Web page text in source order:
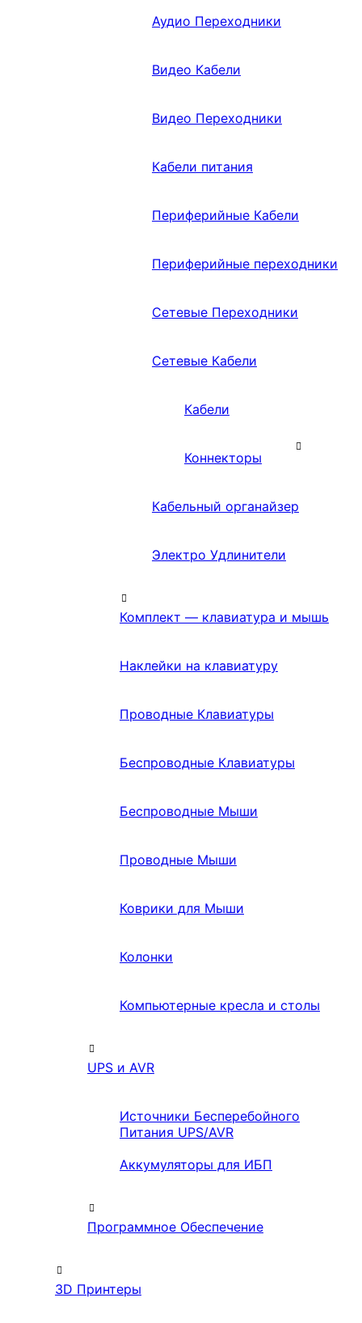
Аудио Переходники
Видео Кабели
Видео Переходники
Кабели питания
Периферийные Кабели
Периферийные переходники
Сетевые Переходники
Сетевые Кабели
Кабели
Коннекторы
Кабельный органайзер
Электро Удлинители
Комплект — клавиатура и мышь
Наклейки на клавиатуру
Проводные Клавиатуры
Беспроводные Клавиатуры
Беспроводные Мыши
Проводные Мыши
Коврики для Мыши
Колонки
Компьютерные кресла и столы
UPS и AVR
Источники Бесперебойного
Питания UPS/AVR
Аккумуляторы для ИБП
Программное Обеспечение
3D Принтеры